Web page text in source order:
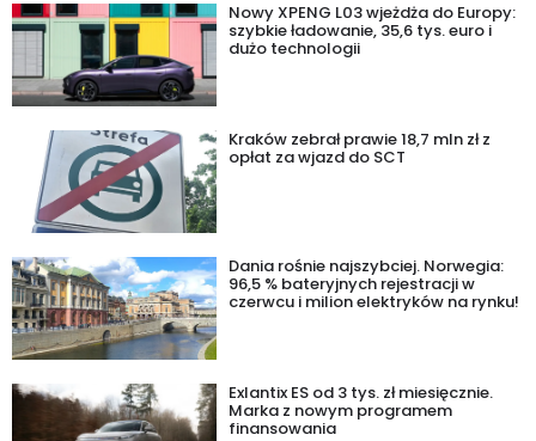
Nowy XPENG L03 wjeżdża do Europy:
szybkie ładowanie, 35,6 tys. euro i
dużo technologii
Kraków zebrał prawie 18,7 mln zł z
opłat za wjazd do SCT
Dania rośnie najszybciej. Norwegia:
96,5 % bateryjnych rejestracji w
czerwcu i milion elektryków na rynku!
Exlantix ES od 3 tys. zł miesięcznie.
Marka z nowym programem
finansowania